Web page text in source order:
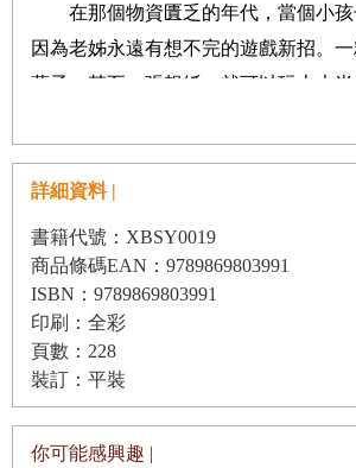
在那個物資匱乏的年代，當個小孩
因為老姊永遠有想不完的遊戲新招。
葉子，甚至一張報紙，就可以玩上大
班慣用的壓箱寶物，是媽媽包東西的
弟就成了布袋戲「雲州大儒俠」的英雄
子，妹妹就成了電視上的新疆小公主；
們的導演老姊的口令了——這時的老姊
每到甘蔗收成的季節，我們總是翹
姊喊一聲「預備」，妹妹就趕緊拿菜籃
洗衣粉的袋子；三姊妹牽著小弟，四人
甘蔗園，撿拾人家園裡剩下的甘蔗。
的，有時撿累了，小弟跟妹妹玩了起來
詳細資料 |
書籍代號：XBSY0019
商品條碼EAN：9789869803991
ISBN：9789869803991
印刷：全彩
頁數：228
裝訂：平裝
你可能感興趣 |